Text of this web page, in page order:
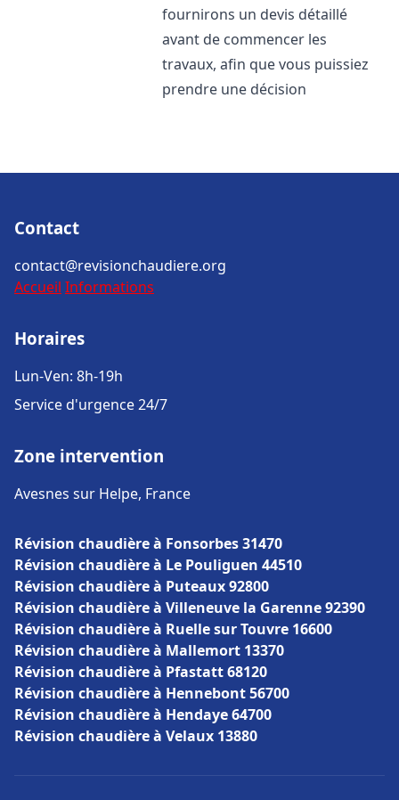
fournirons un devis détaillé
avant de commencer les
travaux, afin que vous puissiez
prendre une décision
Contact
contact@revisionchaudiere.org
Accueil Informations
Horaires
Lun-Ven: 8h-19h
Service d'urgence 24/7
Zone intervention
Avesnes sur Helpe, France
Révision chaudière à Fonsorbes 31470
Révision chaudière à Le Pouliguen 44510
Révision chaudière à Puteaux 92800
Révision chaudière à Villeneuve la Garenne 92390
Révision chaudière à Ruelle sur Touvre 16600
Révision chaudière à Mallemort 13370
Révision chaudière à Pfastatt 68120
Révision chaudière à Hennebont 56700
Révision chaudière à Hendaye 64700
Révision chaudière à Velaux 13880